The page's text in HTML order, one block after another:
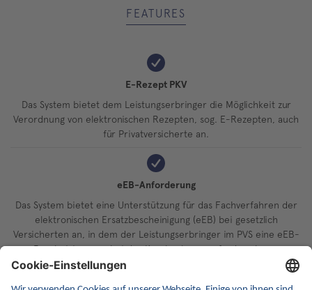
FEATURES
E-Rezept PKV
Das System bietet dem Leistungserbringer die Möglichkeit zur
Verordnung von elektronischen Rezepten, sog. E-Rezepten, auch
für Privatversicherte an.
eEB-Anforderung
Das System bietet eine Unterstützung für das Fachverfahren der
elektronischen Ersatzbescheinigung (eEB) bei gesetzlich
Versicherten an, in dem der Leistungserbringer im PVS eine eEB-
Bescheinigungen bei der Krankenkasse anfordern kann.